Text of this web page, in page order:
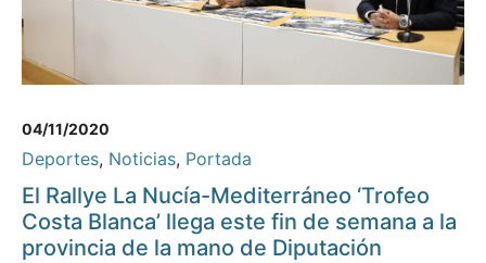
04/11/2020
Deportes, Noticias, Portada
El Rallye La Nucía-Mediterráneo ‘Trofeo
Costa Blanca’ llega este fin de semana a la
provincia de la mano de Diputación